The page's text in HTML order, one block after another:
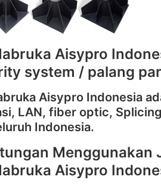
Aisypro
system / palang
Aisypro Indonesia
LAN, fiber optic,
Indonesia.
Menggunakan
Aisypro